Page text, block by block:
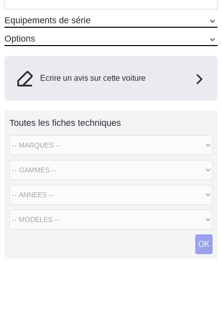
Equipements de série
Options
Ecrire un avis sur cette voiture
Toutes les fiches techniques